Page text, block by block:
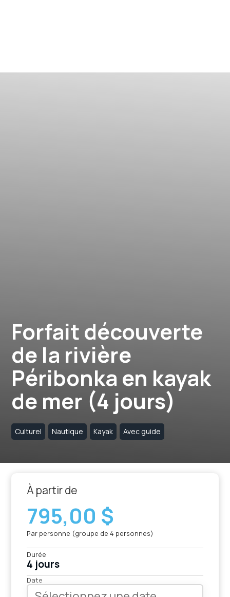
Forfait découverte
de la rivière
Péribonka en kayak
de mer (4 jours)
Culturel Nautique Kayak Avec guide
À partir de
795,00 $
Par personne (groupe de 4 personnes)
Durée
4 jours
Date